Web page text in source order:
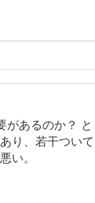
があるのか？ と
り、若干ついて
い。